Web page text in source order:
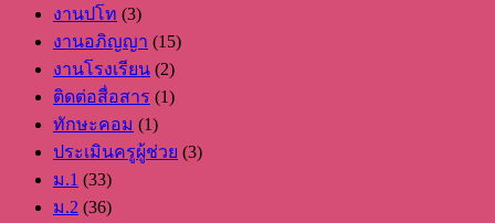
งานปโท (3)
งานอภิญญา (15)
งานโรงเรียน (2)
ติดต่อสื่อสาร (1)
ทักษะคอม (1)
ประเมินครูผู้ช่วย (3)
ม.1 (33)
ม.2 (36)